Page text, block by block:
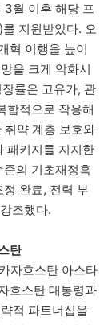
월 이후 해당 프
지원받았다. 오
혁 이행을 높이
을 크게 악화시
률은 고유가, 관
합적으로 작용해
취약 계층 보호와
패키지를 지지한
의 기초재정흑
완료, 전력 부
조했다.
탄
자흐스탄 아스타
흐스탄 대통령과
적 파트너십을